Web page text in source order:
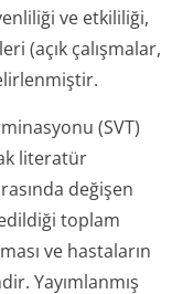
ve etkililiği,
(açık çalışmalar,
(SVT)
literatür
değişen
toplam
ve hastaların
Yayımlanmış